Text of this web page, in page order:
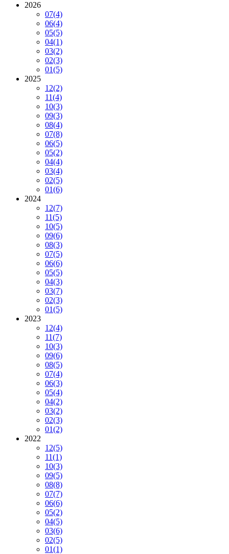
2026
07(4)
06(4)
05(5)
04(1)
03(2)
02(3)
01(5)
2025
12(2)
11(4)
10(3)
09(3)
08(4)
07(8)
06(5)
05(2)
04(4)
03(4)
02(5)
01(6)
2024
12(7)
11(5)
10(5)
09(6)
08(3)
07(5)
06(6)
05(5)
04(3)
03(7)
02(3)
01(5)
2023
12(4)
11(7)
10(3)
09(6)
08(5)
07(4)
06(3)
05(4)
04(2)
03(2)
02(3)
01(2)
2022
12(5)
11(1)
10(3)
09(5)
08(8)
07(7)
06(6)
05(2)
04(5)
03(6)
02(5)
01(1)